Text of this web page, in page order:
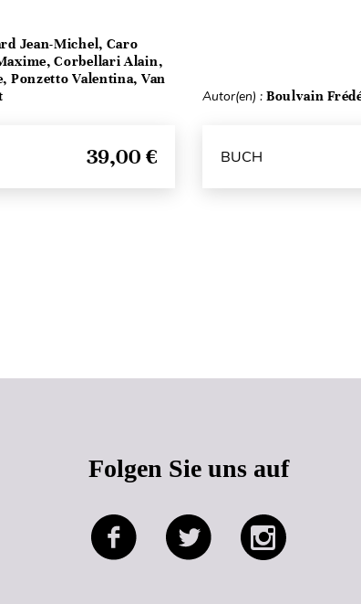
Jean-Michel, Caro
Corbellari Alain,
Ponzetto Valentina, Van
39,00 €
Autor(en) : Boulvain
BUCH
Folgen Sie uns auf